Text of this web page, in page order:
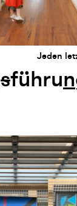
Jeden
sführun